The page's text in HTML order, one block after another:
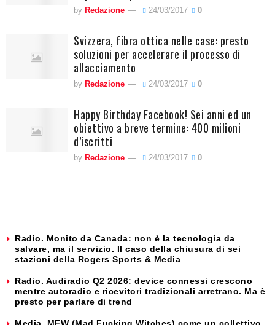
by Redazione 24/03/2017 0
Svizzera, fibra ottica nelle case: presto
soluzioni per accelerare il processo di
allacciamento
by Redazione 24/03/2017 0
Happy Birthday Facebook! Sei anni ed un
obiettivo a breve termine: 400 milioni
d’iscritti
by Redazione 24/03/2017 0
Radio. Monito da Canada: non è la tecnologia da
salvare, ma il servizio. Il caso della chiusura di sei
stazioni della Rogers Sports & Media
Radio. Audiradio Q2 2026: device connessi crescono
mentre autoradio e ricevitori tradizionali arretrano. Ma è
presto per parlare di trend